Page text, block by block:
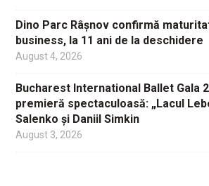
Dino Parc Râșnov confirmă
business, la 11 ani de la deschidere
August 4, 2026
Bucharest International Ballet Gala
premieră spectaculoasă: „Lacul
Salenko și Daniil Simkin
August 3, 2026